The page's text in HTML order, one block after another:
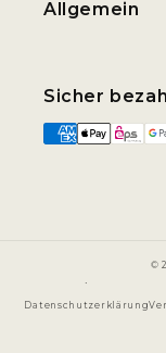
Allgemein
Sicher
©
Datenschutzerklärung